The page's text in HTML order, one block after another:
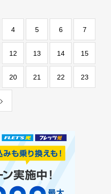
4 5 6 7
12 13 14 15
20 21 22 23